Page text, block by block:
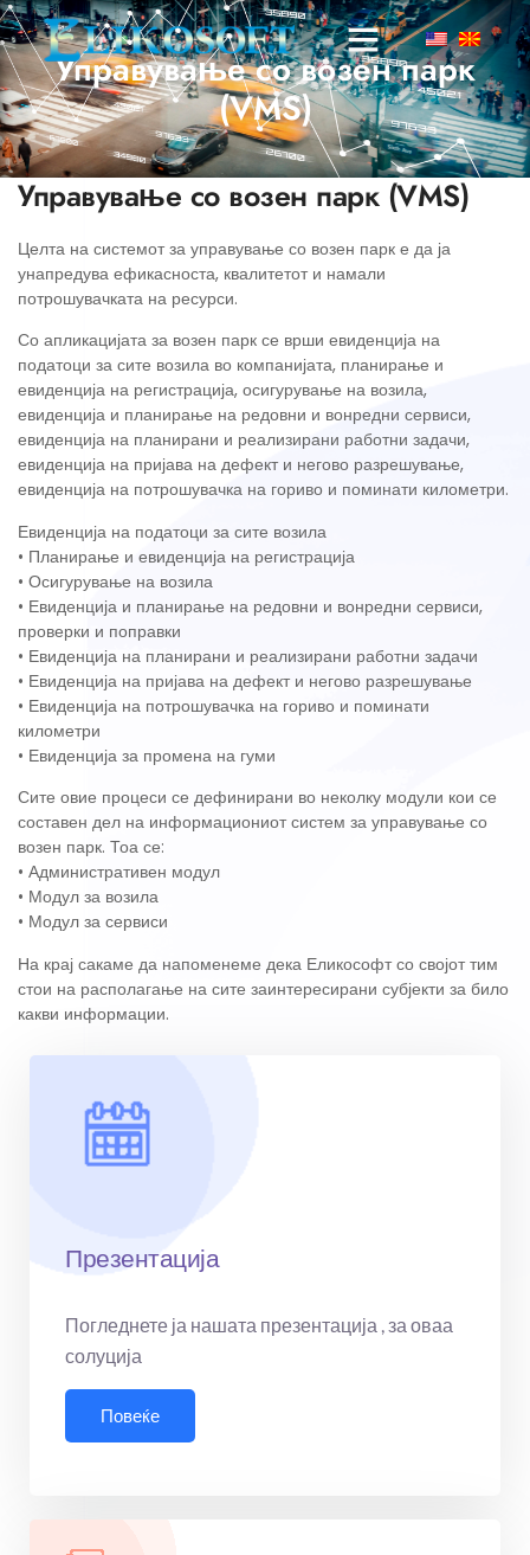
Управување со возен парк
(VMS)
Управување со возен парк (VMS)
Целта на системот за управување со возен парк е да ја
унапредува ефикасноста, квалитетот и намали
потрошувачката на ресурси.
Со апликацијата за возен парк се врши евиденција на
податоци за сите возила во компанијата, планирање и
евиденција на регистрација, осигурување на возила,
евиденција и планирање на редовни и вонредни сервиси,
евиденција на планирани и реализирани работни задачи,
евиденција на пријава на дефект и негово разрешување,
евиденција на потрошувачка на гориво и поминати километри.
Евиденција на податоци за сите возила
• Планирање и евиденција на регистрација
• Осигурување на возила
• Евиденција и планирање на редовни и вонредни сервиси,
проверки и поправки
• Евиденција на планирани и реализирани работни задачи
• Евиденција на пријава на дефект и негово разрешување
• Евиденција на потрошувачка на гориво и поминати
километри
• Евиденција за промена на гуми
Сите овие процеси се дефинирани во неколку модули кои се
составен дел на информациониот систем за управување со
возен парк. Тоа се:
• Административен модул
• Модул за возила
• Модул за сервиси
На крај сакаме да напоменеме дека Еликософт со својот тим
стои на располагање на сите заинтересирани субјекти за било
какви информации.
Презентација
Погледнете ја нашата презентација , за оваа
солуција
Повеќе